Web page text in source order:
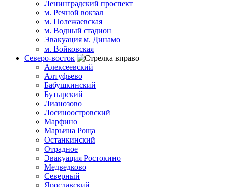
Ленинградский проспект
м. Речной вокзал
м. Полежаевская
м. Водный стадион
Эвакуация м. Динамо
м. Войковская
Северо-восток
Алексеевский
Алтуфьево
Бабушкинский
Бутырский
Лианозово
Лосиноостровский
Марфино
Марьина Роща
Останкинский
Отрадное
Эвакуация Ростокино
Медведково
Северный